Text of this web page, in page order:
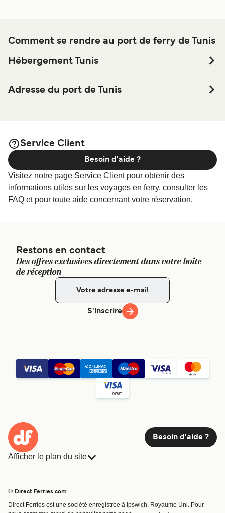
Comment se rendre au port de ferry de Tunis
Hébergement Tunis
ou à proximité, avant ou après votre voyage ou si vous
êtes à la recherche de logements pour votre séjour, merci
Adresse du port de Tunis
Service Client
Visitez notre page Service Client pour obtenir des
informations utiles sur les voyages en ferry, consulter les
FAQ et pour toute aide concernant votre réservation.
Besoin d'aide ?
Restons en contact
Des offres exclusives directement dans votre boîte
de réception
S'inscrire
Besoin d'aide ?
Afficher le plan du site
Traversées et ports
© Direct Ferries.com
Direct Ferries est une société enregistrée à Ipswich, Royaume Uni. Pour